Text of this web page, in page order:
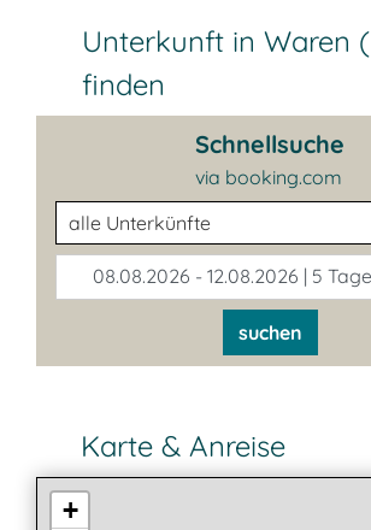
Unterkunft in Waren
finden
Schnellsuche
via booking.com
Unterkunftsart
08.08.2026 - 12.08.2026 | 5 Tage
suchen
Karte & Anreise
+